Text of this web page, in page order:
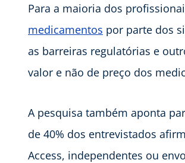
Para a maioria dos
medicamentos por parte dos
as barreiras regulatórias e
valor e não de preço dos
A pesquisa também aponta
de 40% dos entrevistados
Access, independentes ou